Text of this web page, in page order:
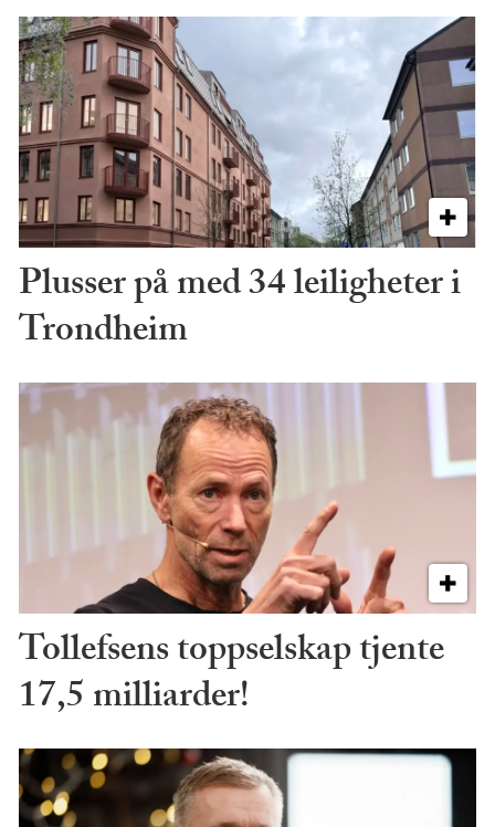
Plusser på med 34 leiligheter i
Trondheim
Tollefsens toppselskap tjente
17,5 milliarder!